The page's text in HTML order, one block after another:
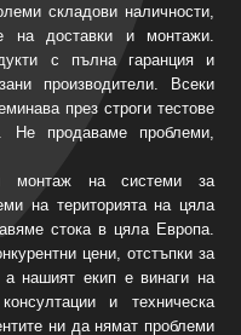
складови наличности,
на доставки и монтажи.
с пълна гаранция и
производители. Всеки
през строги тестове
продаваме проблеми,
на системи за
на територията на цяла
стока в цяла Европа.
цени, отстъпки за
а нашият екип е винаги на
и техническа
ни да нямат проблеми